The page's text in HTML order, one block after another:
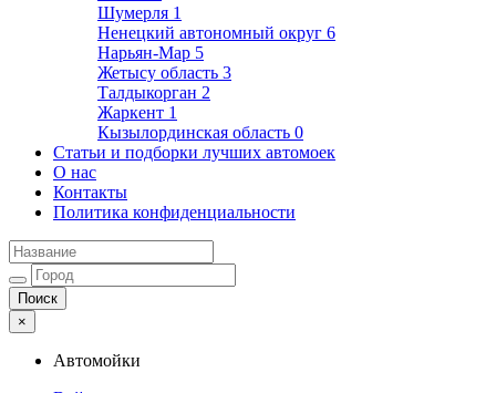
Шумерля 1
Ненецкий автономный округ 6
Нарьян-Мар 5
Жетысу область 3
Талдыкорган 2
Жаркент 1
Кызылординская область 0
Статьи и подборки лучших автомоек
О нас
Контакты
Политика конфиденциальности
×
Автомойки